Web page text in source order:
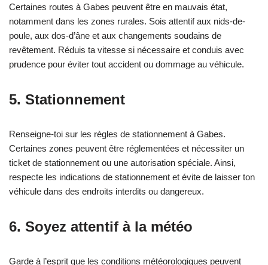
Certaines routes à Gabes peuvent être en mauvais état,
notamment dans les zones rurales. Sois attentif aux nids-de-
poule, aux dos-d’âne et aux changements soudains de
revêtement. Réduis ta vitesse si nécessaire et conduis avec
prudence pour éviter tout accident ou dommage au véhicule.
5. Stationnement
Renseigne-toi sur les règles de stationnement à Gabes.
Certaines zones peuvent être réglementées et nécessiter un
ticket de stationnement ou une autorisation spéciale. Ainsi,
respecte les indications de stationnement et évite de laisser ton
véhicule dans des endroits interdits ou dangereux.
6. Soyez attentif à la météo
Garde à l’esprit que les conditions météorologiques peuvent